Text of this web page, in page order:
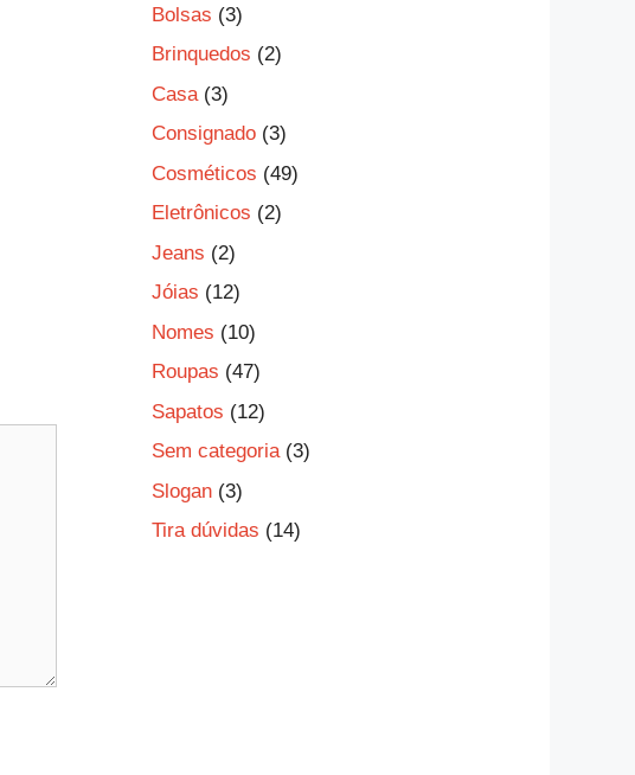
Bolsas (3)
Brinquedos (2)
Casa (3)
Consignado (3)
Cosméticos (49)
Eletrônicos (2)
Jeans (2)
Jóias (12)
Nomes (10)
Roupas (47)
Sapatos (12)
Sem categoria(3)
Slogan (3)
Tira dúvidas (14)